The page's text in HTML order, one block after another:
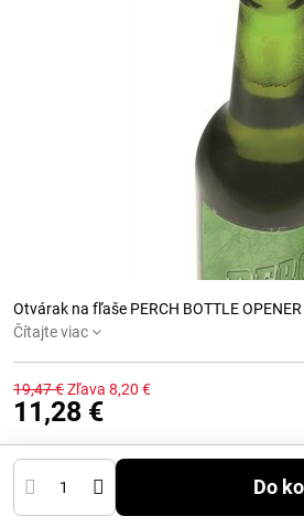
Otvárak na fľaše PERCH BOTTLE
Čítajte viac
19,47 €Zľava 8,20 €
11,28 €
Do